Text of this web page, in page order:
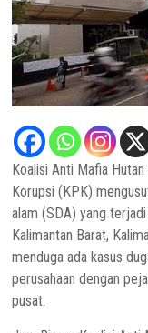
Koalisi Anti Mafia
Korupsi (KPK)
alam (SDA) yang
Kalimantan Barat,
menduga ada kasus
perusahaan dengan
pusat.